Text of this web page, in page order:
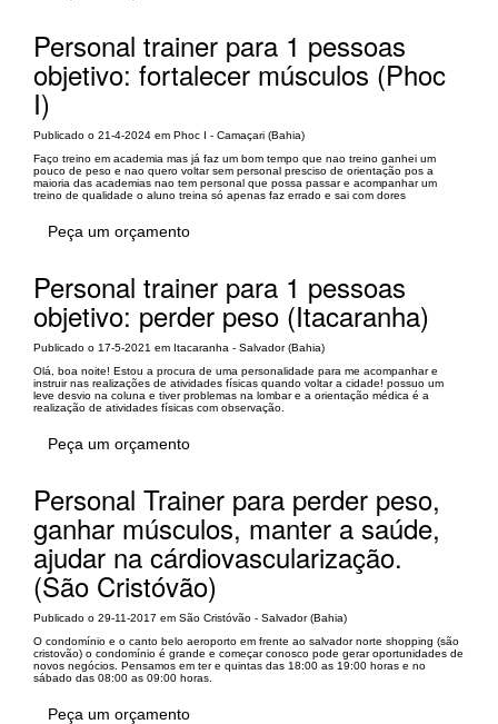
Personal trainer para 1 pessoas
objetivo: fortalecer músculos (Phoc
I)
Publicado o 21-4-2024 em Phoc I - Camaçari (Bahia)
Faço treino em academia mas já faz um bom tempo que nao treino ganhei um
pouco de peso e nao quero voltar sem personal presciso de orientação pos a
maioria das academias nao tem personal que possa passar e acompanhar um
treino de qualidade o aluno treina só apenas faz errado e sai com dores
Peça um orçamento
Personal trainer para 1 pessoas
objetivo: perder peso (Itacaranha)
Publicado o 17-5-2021 em Itacaranha - Salvador (Bahia)
Olá, boa noite! Estou a procura de uma personalidade para me acompanhar e
instruir nas realizações de atividades físicas quando voltar a cidade! possuo um
leve desvio na coluna e tiver problemas na lombar e a orientação médica é a
realização de atividades físicas com observação.
Peça um orçamento
Personal Trainer para perder peso,
ganhar músculos, manter a saúde,
ajudar na cárdiovascularização.
(São Cristóvão)
Publicado o 29-11-2017 em São Cristóvão - Salvador (Bahia)
O condomínio e o canto belo aeroporto em frente ao salvador norte shopping (são
cristovão) o condomínio é grande e começar conosco pode gerar oportunidades de
novos negócios. Pensamos em ter e quintas das 18:00 as 19:00 horas e no
sábado das 08:00 as 09:00 horas.
Peça um orçamento